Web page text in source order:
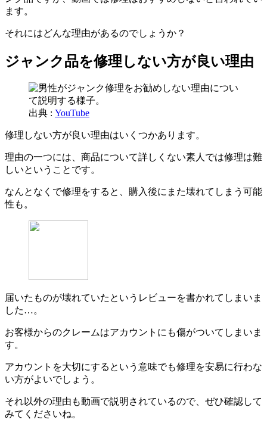
ます。
それにはどんな理由があるのでしょうか？
ジャンク品を修理しない方が良い理由
出典 : YouTube
修理しない方が良い理由はいくつかあります。
理由の一つには、商品について詳しくない素人では修理は難
しいということです。
なんとなくで修理をすると、購入後にまた壊れてしまう可能
性も。
届いたものが壊れていたというレビューを書かれてしまいま
した…。
お客様からのクレームはアカウントにも傷がついてしまいま
す。
アカウントを大切にするという意味でも修理を安易に行わな
い方がよいでしょう。
それ以外の理由も動画で説明されているので、ぜひ確認して
みてくださいね。